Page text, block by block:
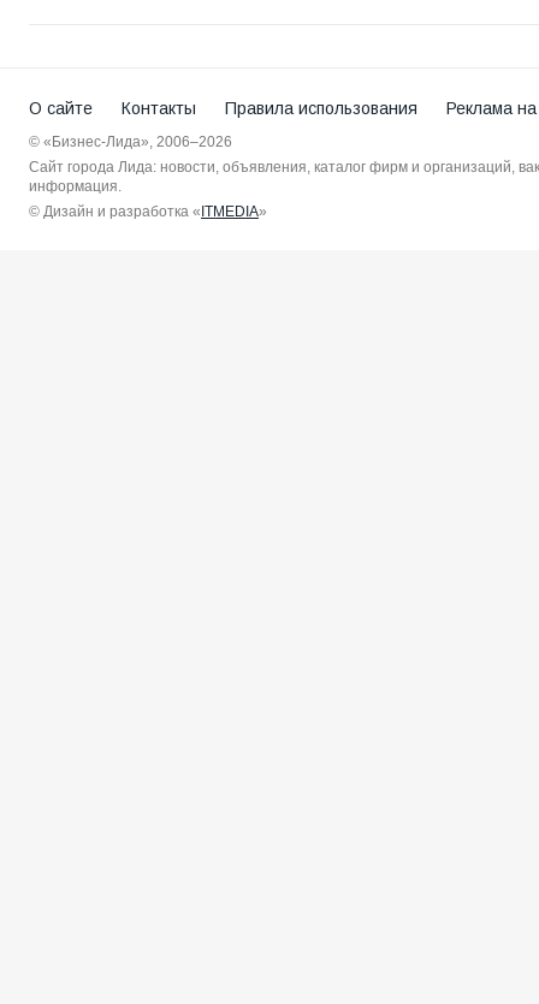
О сайте Контакты Правила использования Реклама
© «Бизнес-Лида», 2006–2026
Сайт города Лида: новости, объявления, каталог фирм и организаций,
информация.
© Дизайн и разработка « ITMEDIA»